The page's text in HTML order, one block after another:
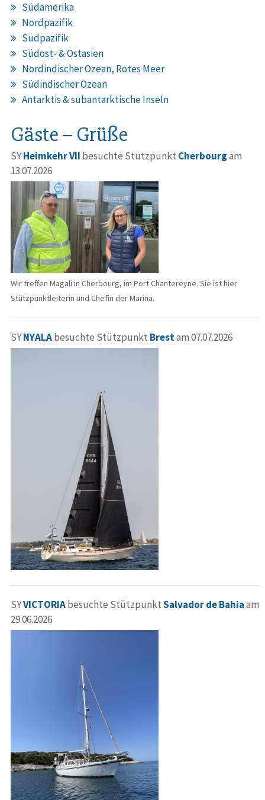
Südamerika
Nordpazifik
Südpazifik
Südost- & Ostasien
Nordindischer Ozean, Rotes Meer
Südindischer Ozean
Antarktis & subantarktische Inseln
Gäste – Grüße
SYHeimkehr VII besuchte Stützpunkt Cherbourgam
13.07.2026
Wir treffen Magali in Cherbourg, im Port Chantereyne. Sie ist hier
Stützpunktleiterin und Chefin der Marina.
SYNYALAbesuchte Stützpunkt Brestam 07.07.2026
SYVICTORIAbesuchte StützpunktSalvador de Bahiaam
29.06.2026